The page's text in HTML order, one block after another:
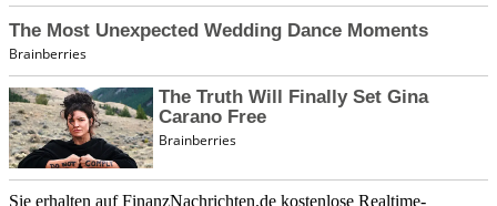
Sie erhalten auf FinanzNachrichten.de kostenlose Realtime-